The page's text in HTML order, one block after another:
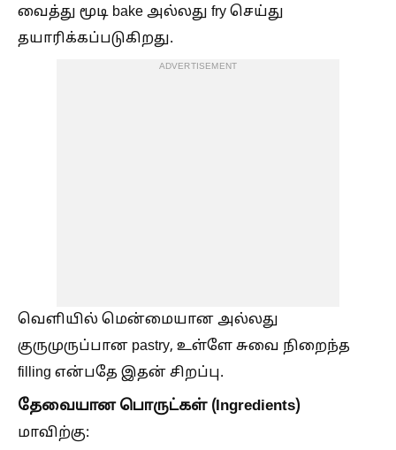
வைத்து மூடி bake அல்லது fry செய்து
தயாரிக்கப்படுகிறது.
ADVERTISEMENT
வெளியில் மென்மையான அல்லது
குருமுருப்பான pastry, உள்ளே சுவை நிறைந்த
filling என்பதே இதன் சிறப்பு.
தேவையான பொருட்கள் (Ingredients)
மாவிற்கு: